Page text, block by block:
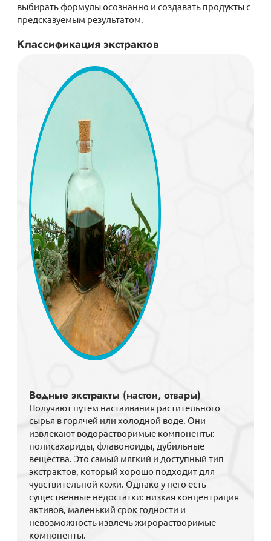
выбирать формулы осознанно и создавать продукты с
предсказуемым результатом.
Классификация экстрактов
Водные экстракты (настои, отвары)
Получают путем настаивания растительного
сырья в горячей или холодной воде. Они
извлекают водорастворимые компоненты:
полисахариды, флавоноиды, дубильные
вещества. Это самый мягкий и доступный тип
экстрактов, который хорошо подходит для
чувствительной кожи. Однако у него есть
существенные недостатки: низкая концентрация
активов, маленький срок годности и
невозможность извлечь жирорастворимые
компоненты.